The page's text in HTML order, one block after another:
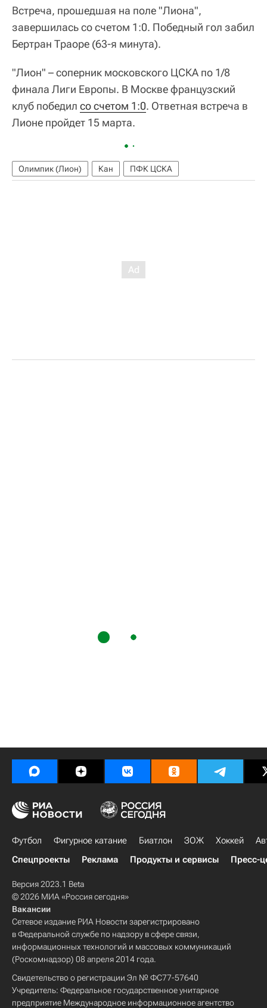
Встреча, прошедшая на поле "Лиона",
завершилась со счетом 1:0. Победный гол забил
Бертран Траоре (63-я минута).
"Лион" – соперник московского ЦСКА по 1/8
финала Лиги Европы. В Москве французский
клуб победил со счетом 1:0. Ответная встреча в
Лионе пройдет 15 марта.
Олимпик (Лион) Кан ПФК ЦСКА
Футбол Фигурное катание Биатлон ЗОЖ Хоккей
Спецпроекты
Реклама Продукты и сервисы Пресс-
Версия 2023.1 Beta
© 2026 МИА «Россия сегодня»
Вакансии
Сетевое издание РИА Новости зарегистрировано
в Федеральной службе по надзору в сфере связи,
информационных технологий и массовых коммуникаций
(Роскомнадзор) 08 апреля 2014 года.
Свидетельство о регистрации Эл № ФС77-57640
Учредитель: Федеральное государственное унитарное
предприятие Международное информационное агентство